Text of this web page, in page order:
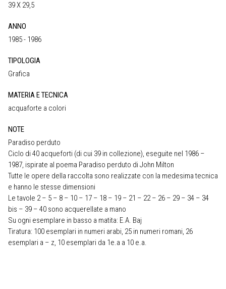
39 X 29,5
ANNO
1985 - 1986
TIPOLOGIA
Grafica
MATERIA E TECNICA
acquaforte a colori
NOTE
Paradiso perduto
Ciclo di 40 acqueforti (di cui 39 in collezione), eseguite nel 1986 –
1987, ispirate al poema Paradiso perduto di John Milton
Tutte le opere della raccolta sono realizzate con la medesima tecnica
e hanno le stesse dimensioni
Le tavole 2 – 5 – 8 – 10 – 17 – 18 – 19 – 21 – 22 – 26 – 29 – 34 – 34
bis – 39 – 40 sono acquerellate a mano
Su ogni esemplare in basso a matita: E.A. Baj
Tiratura: 100 esemplari in numeri arabi, 25 in numeri romani, 26
esemplari a – z, 10 esemplari da 1e.a a 10 e.a.